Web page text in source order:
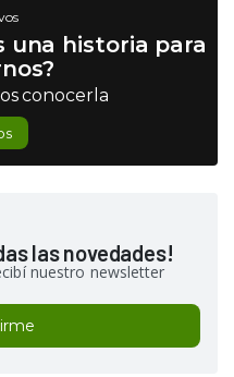
una historia para
conocerla
las novedades!
nuestro newsletter